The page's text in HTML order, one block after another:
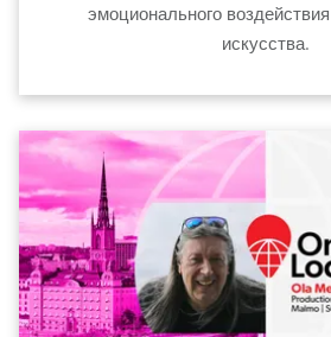
эмоционального
искусства.